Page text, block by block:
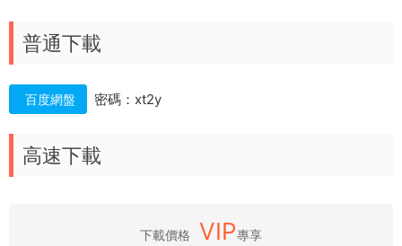
普通下載
百度網盤 密碼：xt2y
高速下載
下載價格 VIP專享